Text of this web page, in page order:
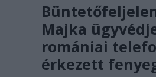
Majka
romániai
érkezett